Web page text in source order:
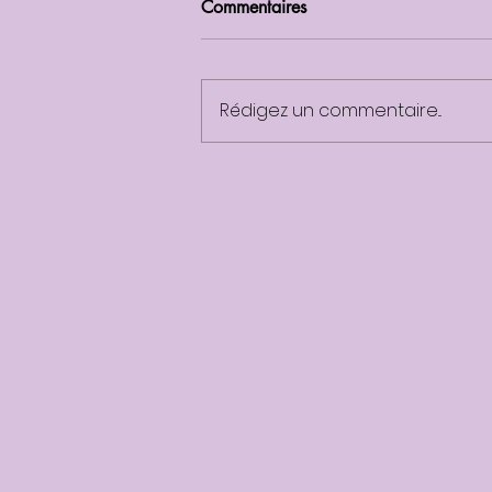
Commentaires
Rédigez un commentaire...